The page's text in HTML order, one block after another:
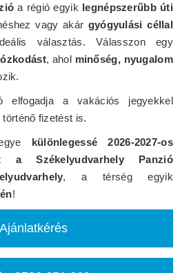
a régió egyik legnépszerűbb úti
vagy akár gyógyulási céllal
választás. Válasszon egy
, ahol minőség, nyugalom
elfogadja a vakációs jegyekkel
fizetést is.
különlegessé 2026-2027-os
a Székelyudvarhely Panzió
, a térség egyik
!